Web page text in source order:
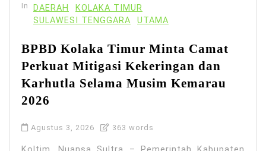
In DAERAH
KOLAKA TIMUR
SULAWESI TENGGARA
UTAMA
BPBD Kolaka Timur Minta Camat
Perkuat Mitigasi Kekeringan dan
Karhutla Selama Musim Kemarau
2026
Agustus 3, 2026 363 words